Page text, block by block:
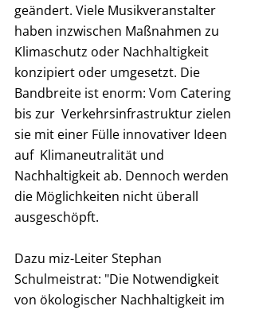
geändert. Viele Musikveranstalter
haben inzwischen Maßnahmen zu
Klimaschutz oder Nachhaltigkeit
konzipiert oder umgesetzt. Die
Bandbreite ist enorm: Vom Catering
bis zur  Verkehrsinfrastruktur zielen
sie mit einer Fülle innovativer Ideen
auf  Klimaneutralität und
Nachhaltigkeit ab. Dennoch werden
die Möglichkeiten nicht überall
ausgeschöpft.
Dazu miz-Leiter Stephan
Schulmeistrat: "Die Notwendigkeit
von ökologischer Nachhaltigkeit im